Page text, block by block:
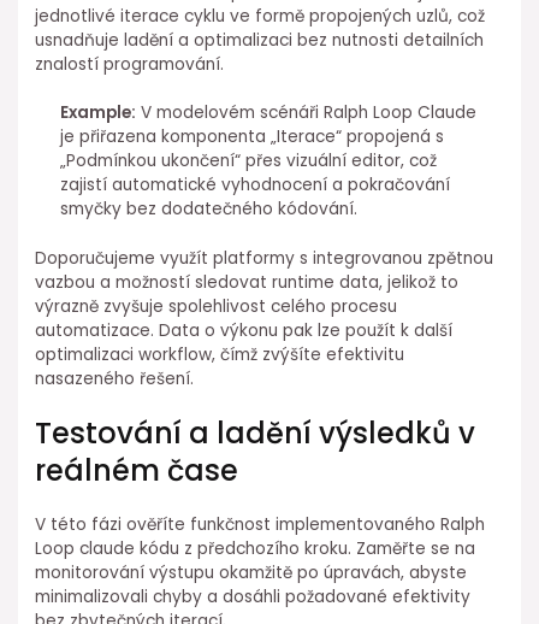
jednotlivé iterace cyklu ve formě propojených uzlů, což
usnadňuje ladění a optimalizaci bez nutnosti detailních
⁣znalostí programování.
Example: V modelovém scénáři Ralph Loop Claude
je přiřazena komponenta „Iterace“ propojená s
„Podmínkou ukončení“ přes vizuální editor, což
zajistí automatické vyhodnocení a ⁢pokračování
smyčky bez dodatečného kódování.
Doporučujeme využít platformy s integrovanou zpětnou⁣
vazbou a možností⁢ sledovat runtime data, ⁢jelikož⁣ to
⁤výrazně zvyšuje spolehlivost celého procesu
automatizace.⁢ Data o výkonu pak lze použít ⁢k další
optimalizaci workflow, čímž zvýšíte efektivitu
nasazeného řešení.
Testování a ladění výsledků v
reálném čase
V této fázi ověříte funkčnost implementovaného Ralph
Loop claude kódu z předchozího kroku. Zaměřte se na
monitorování výstupu okamžitě po úpravách, abyste
minimalizovali chyby a dosáhli požadované efektivity